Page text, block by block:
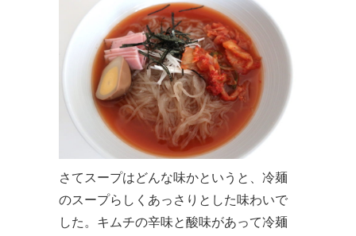
さてスープはどんな味かというと、冷麺
のスープらしくあっさりとした味わいで
した。キムチの辛味と酸味があって冷麺